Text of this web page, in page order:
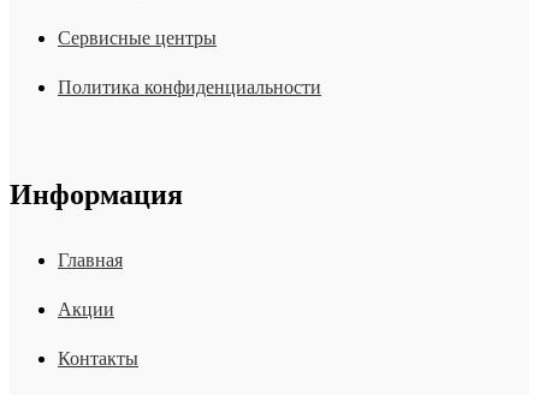
Сервисные центры
Политика конфиденциальности
Информация
Главная
Акции
Контакты